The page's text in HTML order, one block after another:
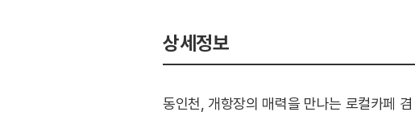
상세정보
동인천, 개항장의 매력을 만나는 로컬카페